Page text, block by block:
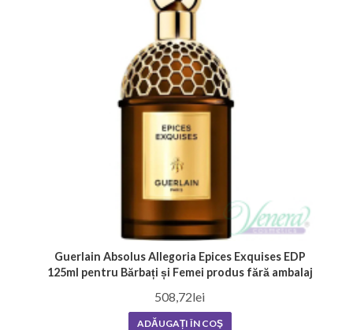
Guerlain Absolus Allegoria Epices Exquises EDP
125ml pentru Bărbați și Femei produs fără ambalaj
508,72lei
ADĂUGAȚI ÎN COŞ